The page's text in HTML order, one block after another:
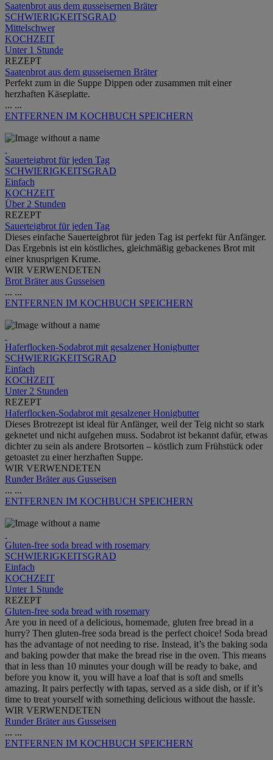
Saatenbrot aus dem gusseisernen Bräter
SCHWIERIGKEITSGRAD
Mittelschwer
KOCHZEIT
Unter 1 Stunde
REZEPT
Saatenbrot aus dem gusseisernen Bräter
Perfekt zum in die Suppe Dippen oder zusammen mit einer
herzhaften Käseplatte.
... ...
ENTFERNEN IM KOCHBUCH SPEICHERN
Sauerteigbrot für jeden Tag
SCHWIERIGKEITSGRAD
Einfach
KOCHZEIT
Über 2 Stunden
REZEPT
Sauerteigbrot für jeden Tag
Dieses einfache Sauerteigbrot für jeden Tag ist perfekt für Anfänger.
Das Ergebnis ist ein köstliches, gleichmäßig gebackenes Brot mit
einer knusprigen Krume.
WIR VERWENDETEN
Brot Bräter aus Gusseisen
... ...
ENTFERNEN IM KOCHBUCH SPEICHERN
Haferflocken-Sodabrot mit gesalzener Honigbutter
SCHWIERIGKEITSGRAD
Einfach
KOCHZEIT
Unter 2 Stunden
REZEPT
Haferflocken-Sodabrot mit gesalzener Honigbutter
Dieses Brotrezept ist ideal für Anfänger, weil der Teig nicht so stark
geknetet und nicht aufgehen muss. Sodabrot ist bekannt dafür, etwas
dichter zu sein als andere Brotsorten – köstlich zum Frühstück oder
getoastet zu einer herzhaften Suppe.
WIR VERWENDETEN
Runder Bräter aus Gusseisen
... ...
ENTFERNEN IM KOCHBUCH SPEICHERN
Gluten-free soda bread with rosemary
SCHWIERIGKEITSGRAD
Einfach
KOCHZEIT
Unter 1 Stunde
REZEPT
Gluten-free soda bread with rosemary
Are you in need of a delicious, homemade, gluten free bread in a
hurry? Then gluten-free soda bread is the perfect choice! Soda bread
has the advantage of not needing to rise. Instead, it’s the baking soda
and baking powder that make the bread rise in the oven. This means
that in less than 10 minutes your dough will be ready to bake, and
before you know it, you will have a loaf that is soft and smells
amazing. It pairs perfectly with tapas, served as a side dish, or if it’s
time to treat yourself with something delicious without the hassle.
WIR VERWENDETEN
Runder Bräter aus Gusseisen
... ...
ENTFERNEN IM KOCHBUCH SPEICHERN